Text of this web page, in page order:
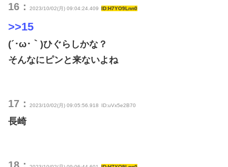
16： 2023/10/02(月) 09:04:24.409 ID:H7YO9Lnn0
>>15
(´･ω･｀)ひぐらしかな？
そんなにピンと来ないよね
17： 2023/10/02(月) 09:05:56.918 ID:uVx5e2B70
長崎